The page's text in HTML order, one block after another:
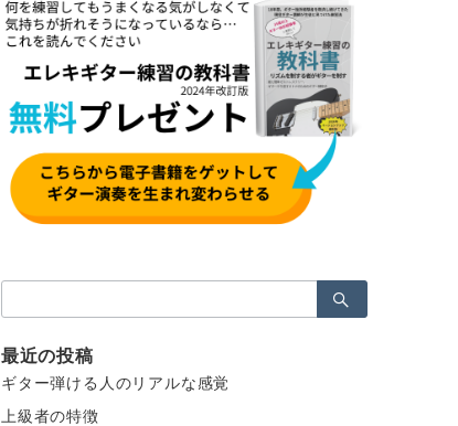
索：
最近の投稿
ギター弾ける人のリアルな感覚
上級者の特徴